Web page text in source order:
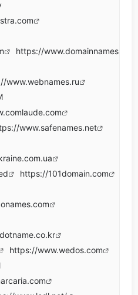
https://www.domainnames
www.webnames.ru
www.safenames.net
https://101domain.com
https://www.wedos.com